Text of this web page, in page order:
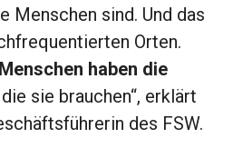
Menschen sind. Und das
Orten.
haben die
die sie brauchen“, erklärt
des FSW.